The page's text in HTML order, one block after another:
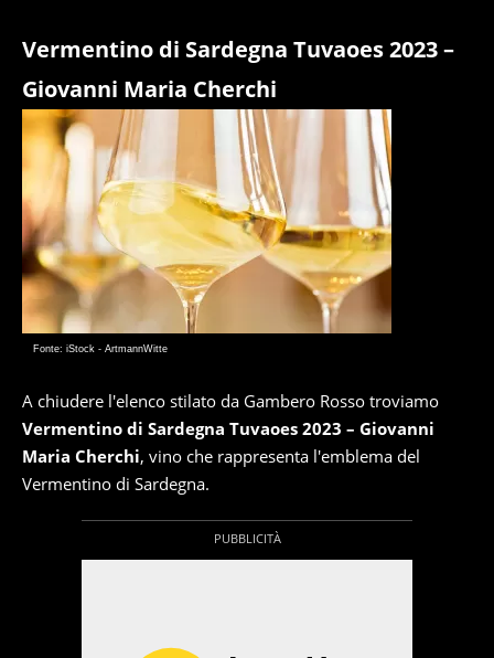
Vermentino di Sardegna Tuvaoes 2023 –
Giovanni Maria Cherchi
Fonte: iStock - ArtmannWitte
A chiudere l'elenco stilato da Gambero Rosso troviamo
Vermentino di Sardegna Tuvaoes 2023 – Giovanni
Maria Cherchi, vino che rappresenta l'emblema del
Vermentino di Sardegna.